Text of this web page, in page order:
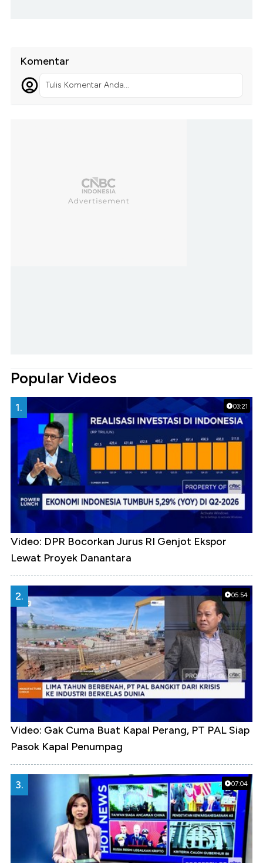
Komentar
Tulis Komentar Anda...
Popular Videos
03:21
1.
Video: DPR Bocorkan Jurus RI Genjot Ekspor
Lewat Proyek Danantara
05:54
2.
Video: Gak Cuma Buat Kapal Perang, PT PAL Siap
Pasok Kapal Penumpag
07:04
3.